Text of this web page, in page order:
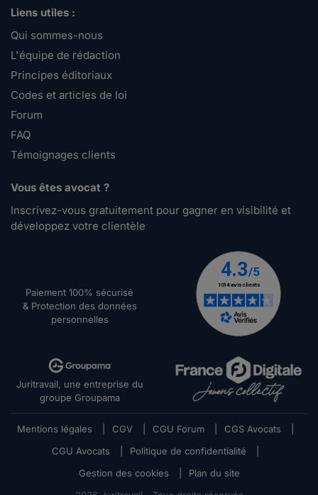
Liens utiles :
Qui sommes-nous
L'équipe de rédaction
Principes éditoriaux
Codes et articles de loi
Forum
FAQ
Témoignages clients
Vous êtes avocat ?
Inscrivez-vous gratuitement pour gagner en visibilité et
développez votre clientèle
Paiement 100% sécurisé
& Protection des données
personnelles
Juritravail, une entreprise du
groupe Groupama
Mentions légales CGV CGU Forum CGS Avocats
CGU Avocats
Politique de confidentialité
Gestion des cookies
Plan du site